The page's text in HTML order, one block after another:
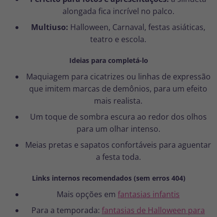
alongada fica incrível no palco.
Multiuso: Halloween, Carnaval, festas asiáticas,
teatro e escola.
Ideias para completá-lo
Maquiagem para cicatrizes ou linhas de expressão
que imitem marcas de demônios, para um efeito
mais realista.
Um toque de sombra escura ao redor dos olhos
para um olhar intenso.
Meias pretas e sapatos confortáveis para aguentar
a festa toda.
Links internos recomendados (sem erros 404)
Mais opções em fantasias infantis
Para a temporada: fantasias de Halloween para